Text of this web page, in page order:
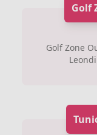
Golf
Golf Zone